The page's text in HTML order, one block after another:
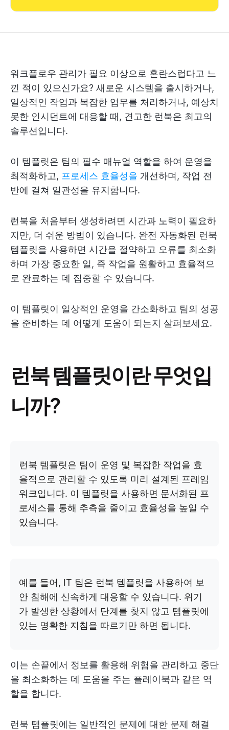
워크플로우 관리가 필요 이상으로 혼란스럽다고 느
낀 적이 있으신가요? 새로운 시스템을 출시하거나,
일상적인 작업과 복잡한 업무를 처리하거나, 예상치
못한 인시던트에 대응할 때, 견고한 런북은 최고의
솔루션입니다.
이 템플릿은 팀의 필수 매뉴얼 역할을 하여 운영을
최적화하고, 프로세스 효율성을 개선하며, 작업 전
반에 걸쳐 일관성을 유지합니다.
런북을 처음부터 생성하려면 시간과 노력이 필요하
지만, 더 쉬운 방법이 있습니다. 완전 자동화된 런북
템플릿을 사용하면 시간을 절약하고 오류를 최소화
하며 가장 중요한 일, 즉 작업을 원활하고 효율적으
로 완료하는 데 집중할 수 있습니다.
이 템플릿이 일상적인 운영을 간소화하고 팀의 성공
을 준비하는 데 어떻게 도움이 되는지 살펴보세요.
런북 템플릿이란 무엇입
니까?
런북 템플릿은 팀이 운영 및 복잡한 작업을 효
율적으로 관리할 수 있도록 미리 설계된 프레임
워크입니다. 이 템플릿을 사용하면 문서화된 프
로세스를 통해 추측을 줄이고 효율성을 높일 수
있습니다.
예를 들어, IT 팀은 런북 템플릿을 사용하여 보
안 침해에 신속하게 대응할 수 있습니다. 위기
가 발생한 상황에서 단계를 찾지 않고 템플릿에
있는 명확한 지침을 따르기만 하면 됩니다.
이는 손끝에서 정보를 활용해 위험을 관리하고 중단
을 최소화하는 데 도움을 주는 플레이북과 같은 역
할을 합니다.
런북 템플릿에는 일반적인 문제에 대한 문제 해결